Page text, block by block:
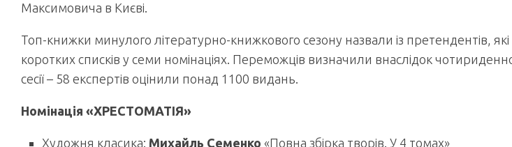
Максимовича в Києві.
Топ-книжки минулого літературно-книжкового сезону назвали із претендентів,
коротких списків у семи номінаціях. Переможців визначили внаслідок
сесії – 58 експертів оцінили понад 1100 видань.
Номінація «ХРЕСТОМАТІЯ»
Художня класика: Михайль Семенко «Повна збірка творів. У 4 томах»